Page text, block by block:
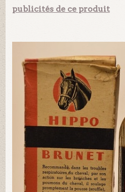
publicités de ce produit